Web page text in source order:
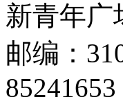
新青年广
邮编：
85241653